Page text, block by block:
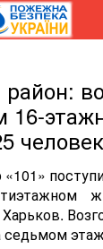
16-
человек
седьмом